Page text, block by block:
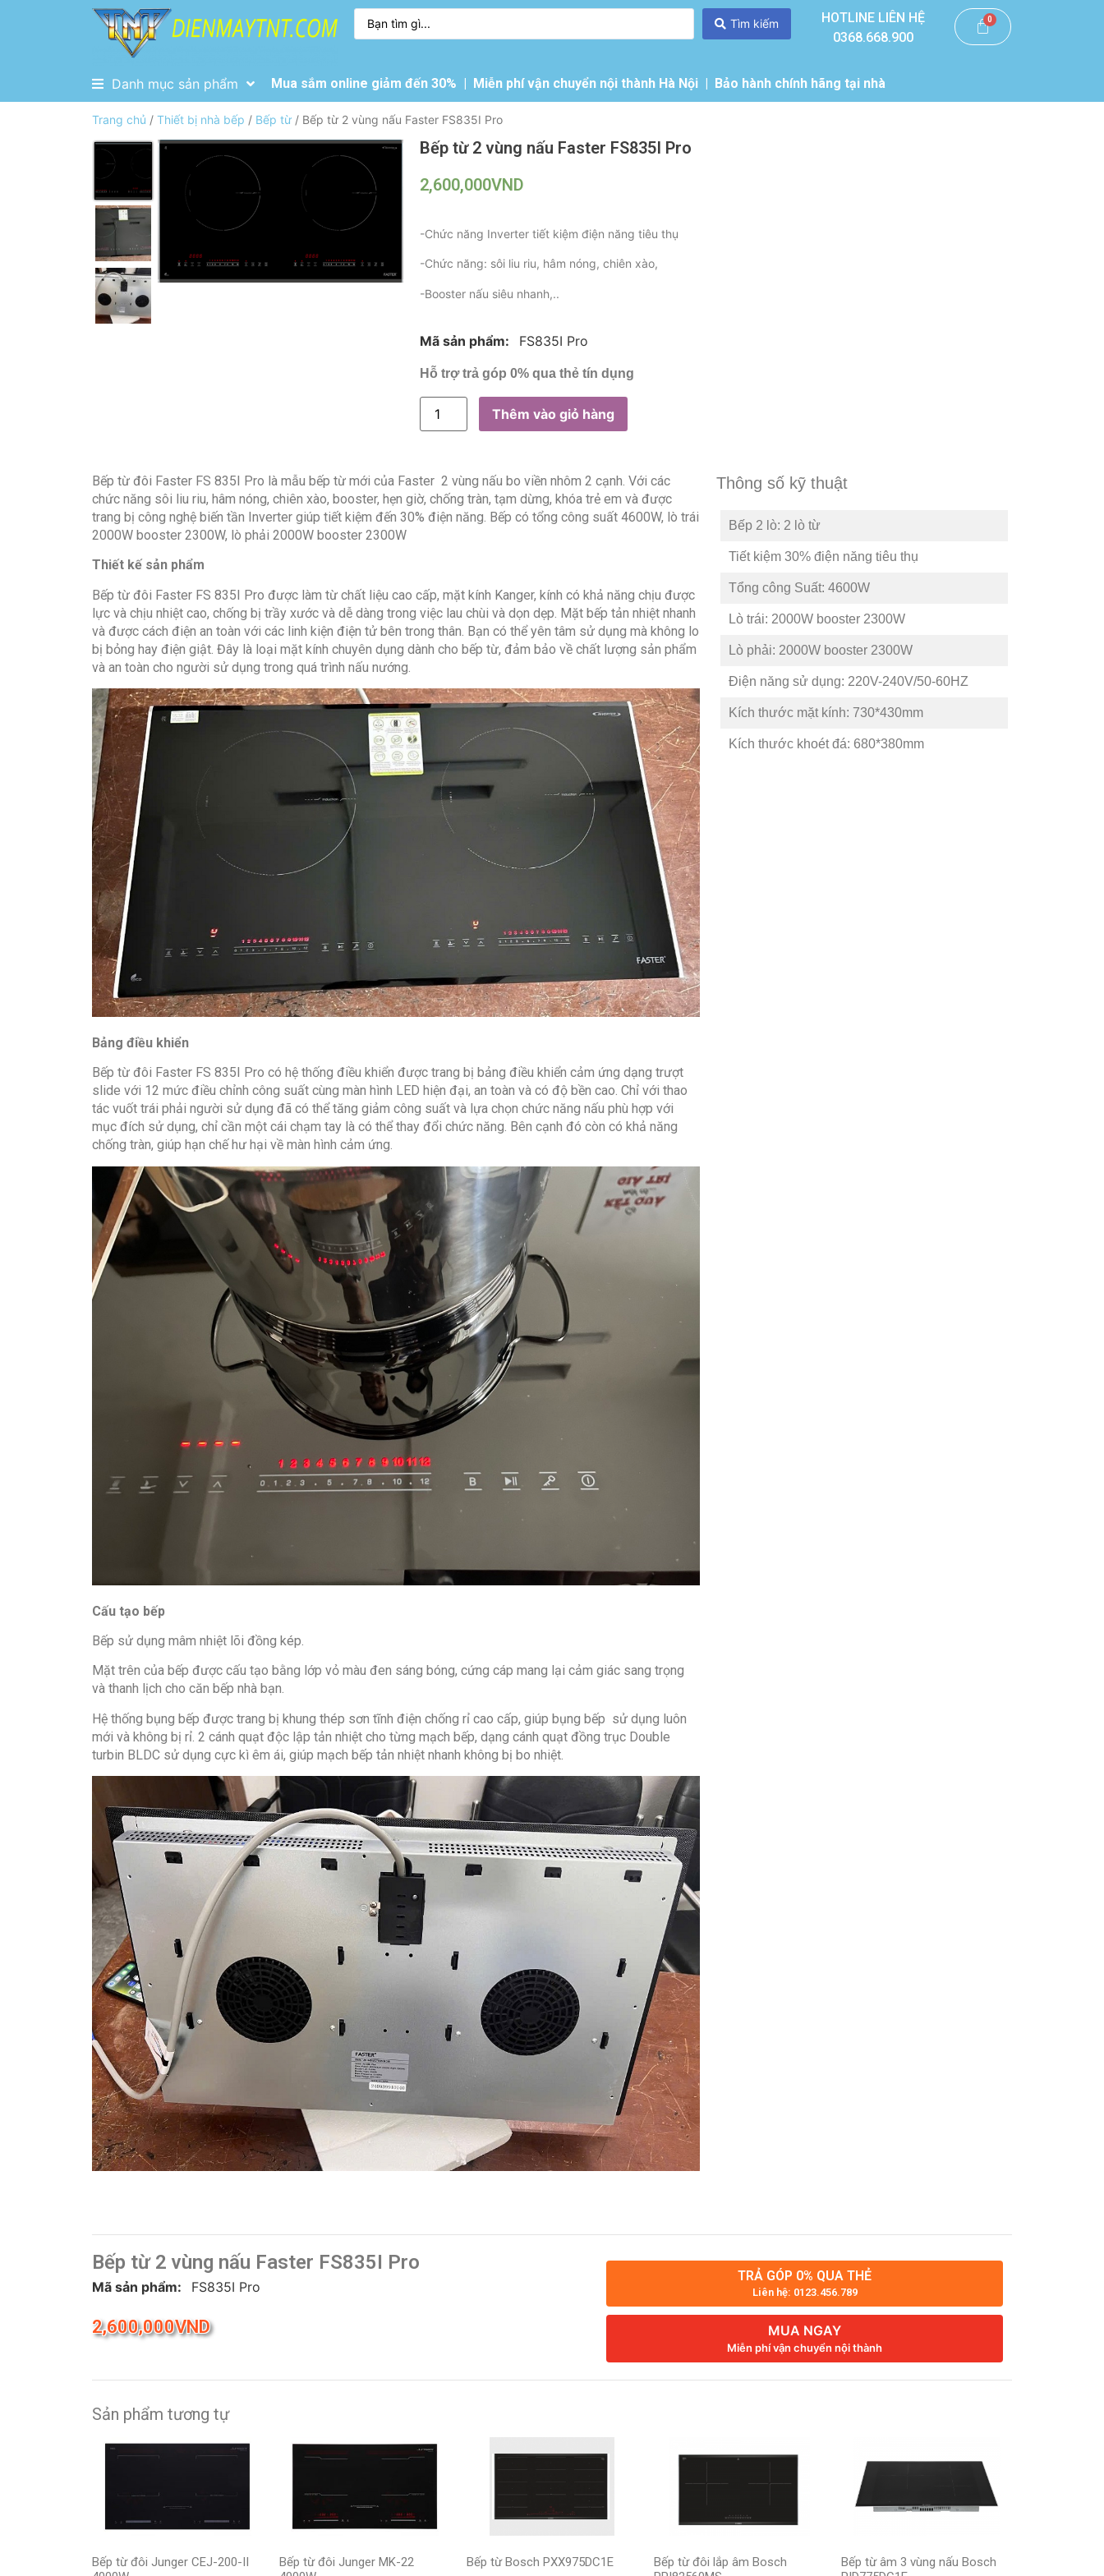
Tìm kiếm
HOTLINE LIÊN HỆ
0368.668.900
Danh mục sản phẩm Mua sắm online giảm đến 30% | Miễn phí vận chuyển nội thành Hà Nội | Bảo hành chính hãng tại nhà
Trang chủ / Thiết bị nhà bếp / Bếp từ / Bếp từ 2 vùng nấu Faster FS835I Pro
Bếp từ 2 vùng nấu Faster FS835I Pro
2,600,000VND
-Chức năng Inverter tiết kiệm điện năng tiêu thụ
-Chức năng: sôi liu riu, hâm nóng, chiên xào,
-Booster nấu siêu nhanh,..
Mã sản phẩm: FS835I Pro
Hỗ trợ trả góp 0% qua thẻ tín dụng
Thêm vào giỏ hàng
Bếp từ đôi Faster FS 835I Pro là mẫu bếp từ mới của Faster 2 vùng nấu bo viền nhôm 2 cạnh. Với các
chức năng sôi liu riu, hâm nóng, chiên xào, booster, hẹn giờ, chống tràn, tạm dừng, khóa trẻ em và được
trang bị công nghệ biến tần Inverter giúp tiết kiệm đến 30% điện năng. Bếp có tổng công suất 4600W, lò trái
2000W booster 2300W, lò phải 2000W booster 2300W
Thiết kế sản phẩm
Bếp từ đôi Faster FS 835I Pro được làm từ chất liệu cao cấp, mặt kính Kanger, kính có khả năng chịu được
lực và chịu nhiệt cao, chống bị trầy xước và dễ dàng trong việc lau chùi và dọn dẹp. Mặt bếp tản nhiệt nhanh
và được cách điện an toàn với các linh kiện điện tử bên trong thân. Bạn có thể yên tâm sử dụng mà không lo
bị bỏng hay điện giật. Đây là loại mặt kính chuyên dụng dành cho bếp từ, đảm bảo về chất lượng sản phẩm
và an toàn cho người sử dụng trong quá trình nấu nướng.
Bảng điều khiển
Bếp từ đôi Faster FS 835I Pro có hệ thống điều khiển được trang bị bảng điều khiển cảm ứng dạng trượt
slide với 12 mức điều chỉnh công suất cùng màn hình LED hiện đại, an toàn và có độ bền cao. Chỉ với thao
tác vuốt trái phải người sử dụng đã có thể tăng giảm công suất và lựa chọn chức năng nấu phù hợp với
mục đích sử dụng, chỉ cần một cái chạm tay là có thể thay đổi chức năng. Bên cạnh đó còn có khả năng
chống tràn, giúp hạn chế hư hại về màn hình cảm ứng.
Cấu tạo bếp
Bếp sử dụng mâm nhiệt lõi đồng kép.
Mặt trên của bếp được cấu tạo bằng lớp vỏ màu đen sáng bóng, cứng cáp mang lại cảm giác sang trọng
và thanh lịch cho căn bếp nhà bạn.
Hệ thống bụng bếp được trang bị khung thép sơn tĩnh điện chống rỉ cao cấp, giúp bụng bếp sử dụng luôn
mới và không bị rỉ. 2 cánh quạt độc lập tản nhiệt cho từng mạch bếp, dạng cánh quạt đồng trục Double
turbin BLDC sử dụng cực kì êm ái, giúp mạch bếp tản nhiệt nhanh không bị bo nhiệt.
Thông số kỹ thuật
Bếp 2 lò: 2 lò từ
Tiết kiệm 30% điện năng tiêu thụ
Tổng công Suất: 4600W
Lò trái: 2000W booster 2300W
Lò phải: 2000W booster 2300W
Điện năng sử dụng: 220V-240V/50-60HZ
Kích thước mặt kính: 730*430mm
Kích thước khoét đá: 680*380mm
Bếp từ 2 vùng nấu Faster FS835I Pro
Mã sản phẩm: FS835I Pro
2,600,000VND
TRẢ GÓP 0% QUA THẺ
Liên hệ: 0123.456.789
MUA NGAY
Miễn phí vận chuyển nội thành
Sản phẩm tương tự
Bếp từ đôi Junger CEJ-200-II
Bếp từ đôi Junger MK-22
Bếp từ Bosch PXX975DC1E
Bếp từ đôi lắp âm Bosch
Bếp từ âm 3 vùng nấu Bosch